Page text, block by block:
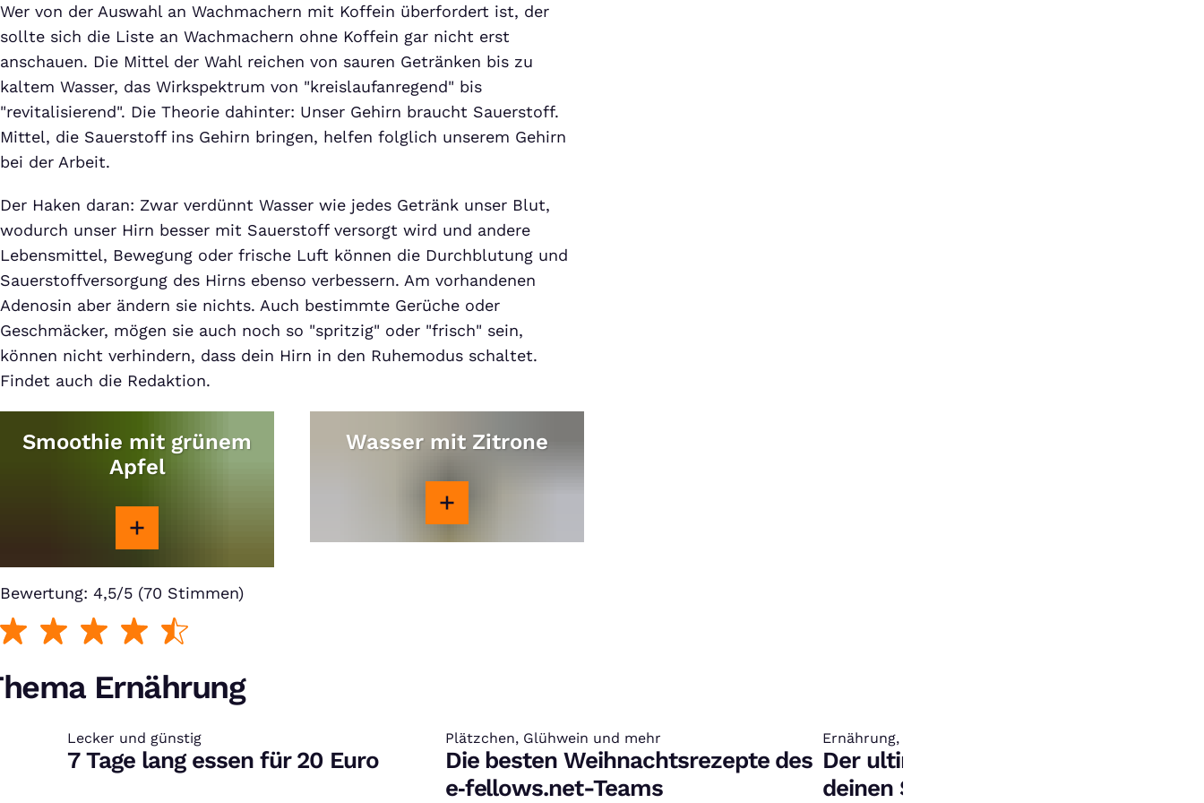
Wer von der Auswahl an Wachmachern mit Koffein überfordert ist, der
sollte sich die Liste an Wachmachern ohne Koffein gar nicht erst
anschauen. Die Mittel der Wahl reichen von sauren Getränken bis zu
kaltem Wasser, das Wirkspektrum von "kreislaufanregend" bis
"revitalisierend". Die Theorie dahinter: Unser Gehirn braucht Sauerstoff.
Mittel, die Sauerstoff ins Gehirn bringen, helfen folglich unserem Gehirn
bei der Arbeit.
Der Haken daran: Zwar verdünnt Wasser wie jedes Getränk unser Blut,
wodurch unser Hirn besser mit Sauerstoff versorgt wird und andere
Lebensmittel, Bewegung oder frische Luft können die Durchblutung und
Sauerstoffversorgung des Hirns ebenso verbessern. Am vorhandenen
Adenosin aber ändern sie nichts. Auch bestimmte Gerüche oder
Geschmäcker, mögen sie auch noch so "spritzig" oder "frisch" sein,
können nicht verhindern, dass dein Hirn in den Ruhemodus schaltet.
Findet auch die Redaktion.
Smoothie mit grünem
Apfel
Wasser mit Zitrone
Bewertung: 4,5/5 (70 Stimmen)
Ernährung
Lecker und günstig
:
7 Tage lang essen für 20 Euro
Plätzchen, Glühwein und mehr
:
Die besten Weihnachtsrezepte des
e‑fellows.net-Teams
Ernährung, Sport, Mental Health
:
Der ultimative Fitness-Plan für
deinen Sommer